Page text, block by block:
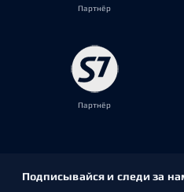
Партнёр
Партнёр
Подписывайся и следи за